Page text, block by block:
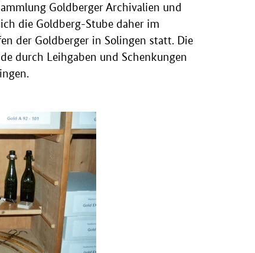
Goldberger Archivalien und
die Goldberg-Stube daher im
der Goldberger in Solingen statt. Die
durch Leihgaben und Schenkungen